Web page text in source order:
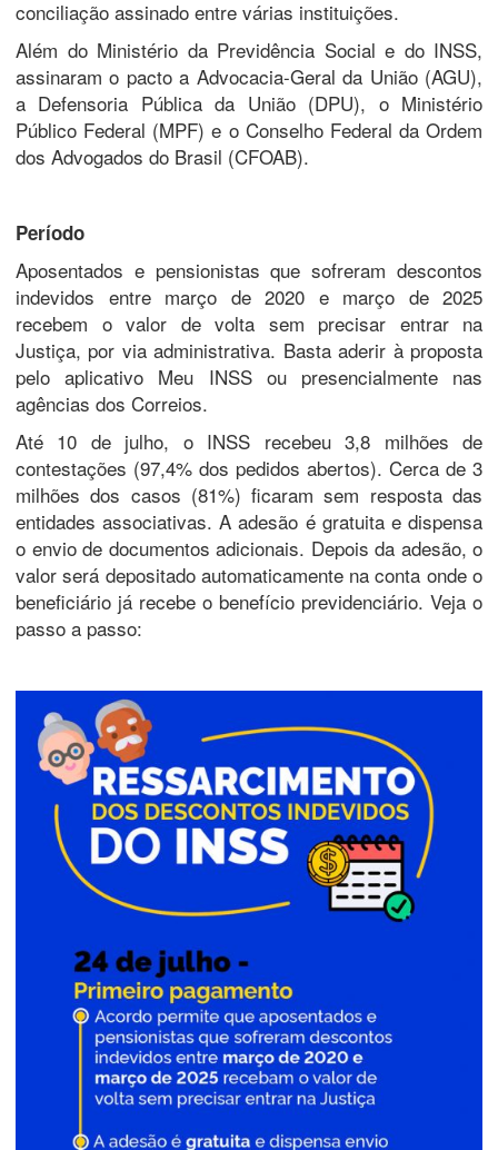
conciliação assinado entre várias instituições.
Além do Ministério da Previdência Social e do INSS,
assinaram o pacto a Advocacia-Geral da União (AGU),
a Defensoria Pública da União (DPU), o Ministério
Público Federal (MPF) e o Conselho Federal da Ordem
dos Advogados do Brasil (CFOAB).
Período
Aposentados e pensionistas que sofreram descontos
indevidos entre março de 2020 e março de 2025
recebem o valor de volta sem precisar entrar na
Justiça, por via administrativa. Basta aderir à proposta
pelo aplicativo Meu INSS ou presencialmente nas
agências dos Correios.
Até 10 de julho, o INSS recebeu 3,8 milhões de
contestações (97,4% dos pedidos abertos). Cerca de 3
milhões dos casos (81%) ficaram sem resposta das
entidades associativas. A adesão é gratuita e dispensa
o envio de documentos adicionais. Depois da adesão, o
valor será depositado automaticamente na conta onde o
beneficiário já recebe o benefício previdenciário. Veja o
passo a passo: